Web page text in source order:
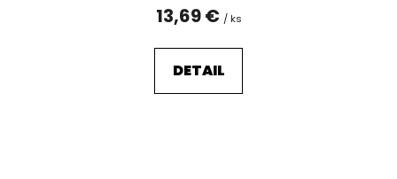
13,69 € / ks
DETAIL